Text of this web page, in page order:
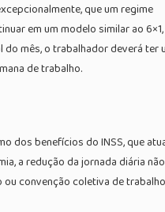
que um regime
em um modelo similar ao
mês, o trabalhador deverá ter
de trabalho.
dos benefícios do INSS, que
a redução da jornada diária
convenção coletiva de